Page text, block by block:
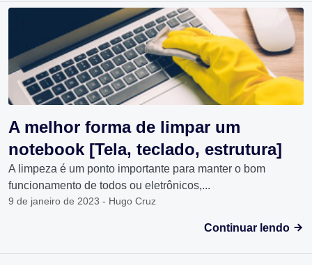
A melhor forma de limpar um
notebook [Tela, teclado, estrutura]
A limpeza é um ponto importante para manter o bom
funcionamento de todos ou eletrônicos,...
9 de janeiro de 2023 - Hugo Cruz
Continuar lendo